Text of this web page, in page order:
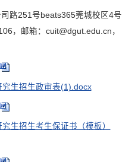
路251号beats365莞城校区4号
，邮箱：cuit@dgut.edu.cn，
生招生政审表(1).docx
生招生考生保证书（模板）